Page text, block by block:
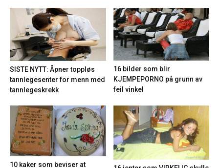
SISTE NYTT: Åpner toppløs
tannlegesenter for menn med
tannlegeskrekk
16 bilder som blir
KJEMPEPORNO på grunn av
feil vinkel
10 kaker som beviser at